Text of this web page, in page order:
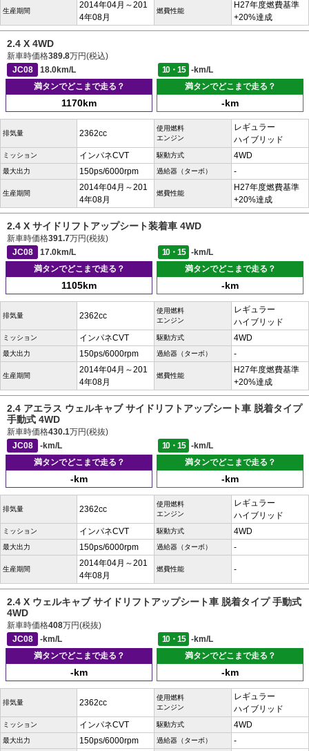
生産期間
2014年04月～201
4年08月
燃費性能
H27年度燃費基準
+20%達成
2.4 X 4WD
新車時価格389.8万円(税込)
JC08
18.0km/L 10・15
-km/L
満タンでどこまで走る？
1170km
満タンでどこまで走る？
-km
排気量 2362cc
使用燃料
エンジン
レギュラー
ハイブリッド
ミッション インパネCVT 駆動方式 4WD
最大出力 150ps/6000rpm 過給器（ターボ） -
生産期間
2014年04月～201
4年08月
燃費性能
H27年度燃費基準
+20%達成
2.4 X サイドリフトアップシート装着車 4WD
新車時価格391.7万円(税抜)
JC08
17.0km/L 10・15
-km/L
満タンでどこまで走る？
1105km
満タンでどこまで走る？
-km
排気量 2362cc
使用燃料
エンジン
レギュラー
ハイブリッド
ミッション インパネCVT 駆動方式 4WD
最大出力 150ps/6000rpm 過給器（ターボ） -
生産期間
2014年04月～201
4年08月
燃費性能
H27年度燃費基準
+20%達成
2.4 アエラス ウェルキャブ サイドリフトアップシート車 脱着タイプ
手動式 4WD
新車時価格430.1万円(税抜)
JC08
-km/L 10・15
-km/L
満タンでどこまで走る？
-km
満タンでどこまで走る？
-km
排気量 2362cc
使用燃料
エンジン
レギュラー
ハイブリッド
ミッション インパネCVT 駆動方式 4WD
最大出力 150ps/6000rpm 過給器（ターボ） -
生産期間
2014年04月～201
4年08月
燃費性能 -
2.4 X ウェルキャブ サイドリフトアップシート車 脱着タイプ 手動式
4WD
新車時価格408万円(税抜)
JC08
-km/L 10・15
-km/L
満タンでどこまで走る？
-km
満タンでどこまで走る？
-km
排気量 2362cc
使用燃料
エンジン
レギュラー
ハイブリッド
ミッション インパネCVT 駆動方式 4WD
最大出力 150ps/6000rpm 過給器（ターボ） -